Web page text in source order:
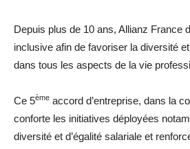
Depuis plus de 10 ans, Allianz France
inclusive afin de favoriser la diversité
dans tous les aspects de la vie
Ce 5ème accord d’entreprise, dans la
conforte les initiatives déployées
diversité et d’égalité salariale et